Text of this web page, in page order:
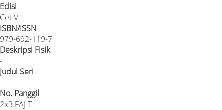
Edisi
Cet V
ISBN/ISSN
979-692-119-7
Deskripsi Fisik
-
Judul Seri
-
No. Panggil
2x3 FAJ T